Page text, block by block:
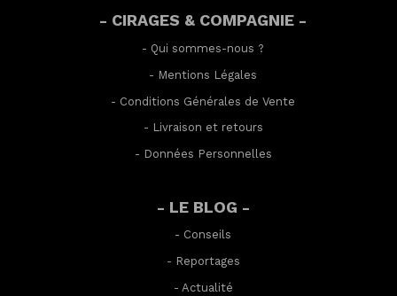
- CIRAGES & COMPAGNIE -
- Qui sommes-nous ?
- Mentions Légales
- Conditions Générales de Vente
- Livraison et retours
- Données Personnelles
- LE BLOG -
- Conseils
- Reportages
- Actualité